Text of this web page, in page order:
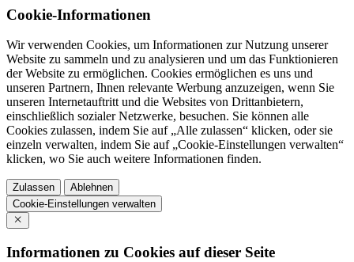
Cookie-Informationen
Wir verwenden Cookies, um Informationen zur Nutzung unserer
Website zu sammeln und zu analysieren und um das Funktionieren
der Website zu ermöglichen. Cookies ermöglichen es uns und
unseren Partnern, Ihnen relevante Werbung anzuzeigen, wenn Sie
unseren Internetauftritt und die Websites von Drittanbietern,
einschließlich sozialer Netzwerke, besuchen. Sie können alle
Cookies zulassen, indem Sie auf „Alle zulassen“ klicken, oder sie
einzeln verwalten, indem Sie auf „Cookie-Einstellungen verwalten“
klicken, wo Sie auch weitere Informationen finden.
Zulassen
Ablehnen
Cookie-Einstellungen verwalten
Informationen zu Cookies auf dieser Seite